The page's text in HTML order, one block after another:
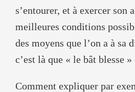
s’entourer, et à exercer son
meilleures conditions
des moyens que l’on a à
c’est là que « le bât blesse
Comment expliquer par